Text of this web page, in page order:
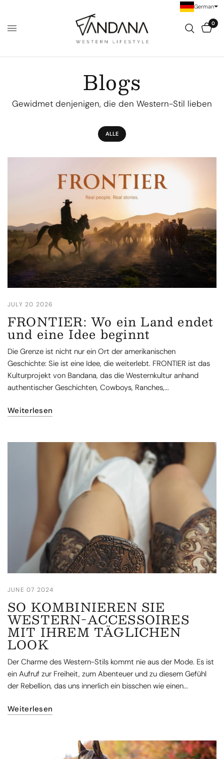
0
Blogs
Gewidmet denjenigen, die den Western-Stil lieben
ALLE
JULY 20 2026
FRONTIER: Wo ein Land endet
und eine Idee beginnt
Die Grenze ist nicht nur ein Ort der amerikanischen
Geschichte: Sie ist eine Idee, die weiterlebt. FRONTIER ist das
Kulturprojekt von Bandana, das die Westernkultur anhand
authentischer Geschichten, Cowboys, Ranches,...
Weiterlesen
JUNE 07 2024
SO KOMBINIEREN SIE
WESTERN-ACCESSOIRES
MIT IHREM TÄGLICHEN
LOOK
Der Charme des Western-Stils kommt nie aus der Mode. Es ist
ein Aufruf zur Freiheit, zum Abenteuer und zu diesem Gefühl
der Rebellion, das uns innerlich ein bisschen wie einen...
Weiterlesen
German